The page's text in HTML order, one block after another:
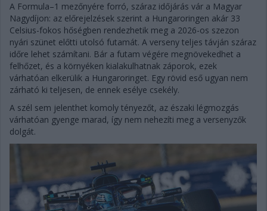
A Formula–1 mezőnyére forró, száraz időjárás vár a Magyar
Nagydíjon: az előrejelzések szerint a Hungaroringen akár 33
Celsius-fokos hőségben rendezhetik meg a 2026-os szezon
nyári szünet előtti utolsó futamát. A verseny teljes távján száraz
időre lehet számítani. Bár a futam végére megnövekedhet a
felhőzet, és a környéken kialakulhatnak záporok, ezek
várhatóan elkerülik a Hungaroringet. Egy rövid eső ugyan nem
zárható ki teljesen, de ennek esélye csekély.
A szél sem jelenthet komoly tényezőt, az északi légmozgás
várhatóan gyenge marad, így nem nehezíti meg a versenyzők
dolgát.